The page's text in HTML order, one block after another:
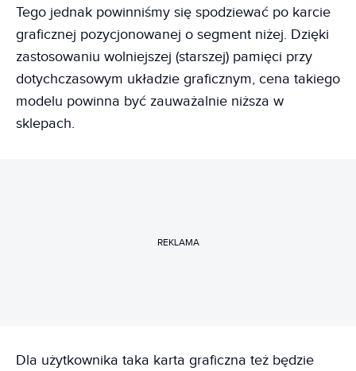
Tego jednak powinniśmy się spodziewać po karcie
graficznej pozycjonowanej o segment niżej. Dzięki
zastosowaniu wolniejszej (starszej) pamięci przy
dotychczasowym układzie graficznym, cena takiego
modelu powinna być zauważalnie niższa w
sklepach.
REKLAMA
Dla użytkownika taka karta graficzna też będzie